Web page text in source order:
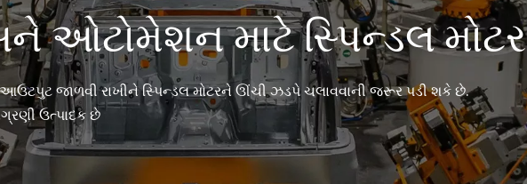
ઓટોમેશન માટે સ્પિન્ડલ મોટર
આઉટપુટ જાળવી રાખીને સ્પિન્ડલ મોટરને ઊંચી ઝડપે ચલાવવાની જરૂર પડી શકે છે.
ઉત્પાદક છે